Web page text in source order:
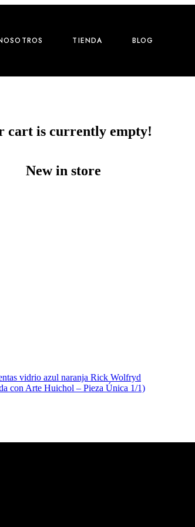
TIENDA BLOG
cart is currently empty!
New in store
con Arte Huichol – Pieza Única 1/1)